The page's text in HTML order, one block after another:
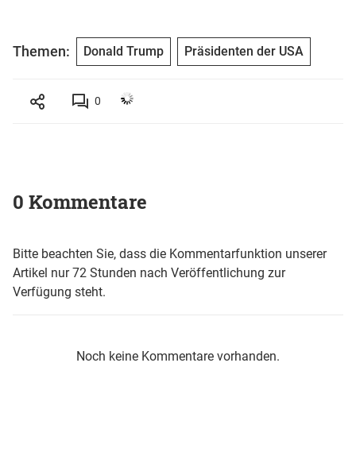
Themen: Donald Trump Präsidenten der USA
0
0 Kommentare
Bitte beachten Sie, dass die Kommentarfunktion unserer
Artikel nur 72 Stunden nach Veröffentlichung zur
Verfügung steht.
Noch keine Kommentare vorhanden.